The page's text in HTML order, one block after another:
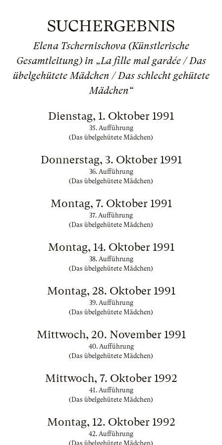
SUCHERGEBNIS
Elena Tschernischova (Künstlerische
Gesamtleitung) in „La fille mal gardée / Das
übelgehütete Mädchen / Das schlecht gehütete
Mädchen“
Dienstag, 1. Oktober 1991
35. Aufführung
(Das übelgehütete Mädchen)
Donnerstag, 3. Oktober 1991
36. Aufführung
(Das übelgehütete Mädchen)
Montag, 7. Oktober 1991
37. Aufführung
(Das übelgehütete Mädchen)
Montag, 14. Oktober 1991
38. Aufführung
(Das übelgehütete Mädchen)
Montag, 28. Oktober 1991
39. Aufführung
(Das übelgehütete Mädchen)
Mittwoch, 20. November 1991
40. Aufführung
(Das übelgehütete Mädchen)
Mittwoch, 7. Oktober 1992
41. Aufführung
(Das übelgehütete Mädchen)
Montag, 12. Oktober 1992
42. Aufführung
(Das übelgehütete Mädchen)